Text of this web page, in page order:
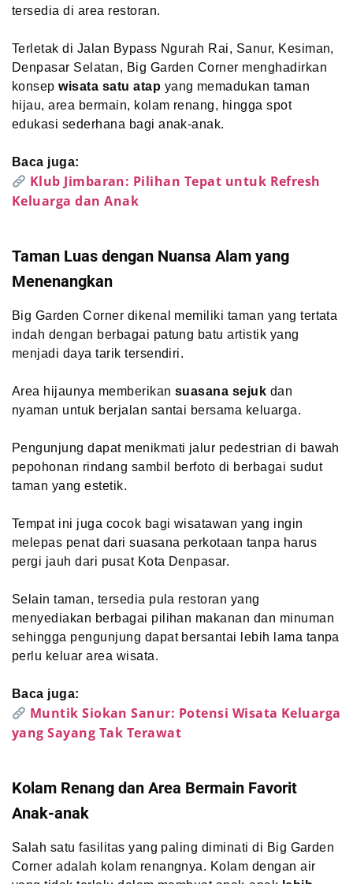
tersedia di area restoran.
Terletak di Jalan Bypass Ngurah Rai, Sanur, Kesiman,
Denpasar Selatan, Big Garden Corner menghadirkan
konsepwisata satu atap yang memadukan taman
hijau, area bermain, kolam renang, hingga spot
edukasi sederhana bagi anak-anak.
Baca juga:
Klub Jimbaran: Pilihan Tepat untuk Refresh
Keluarga dan Anak
Taman Luas dengan Nuansa Alam yang
Menenangkan
Big Garden Corner dikenal memiliki taman yang tertata
indah dengan berbagai patung batu artistik yang
menjadi daya tarik tersendiri.
Area hijaunya memberikan suasana sejuk dan
nyaman untuk berjalan santai bersama keluarga.
Pengunjung dapat menikmati jalur pedestrian di bawah
pepohonan rindang sambil berfoto di berbagai sudut
taman yang estetik.
Tempat ini juga cocok bagi wisatawan yang ingin
melepas penat dari suasana perkotaan tanpa harus
pergi jauh dari pusat Kota Denpasar.
Selain taman, tersedia pula restoran yang
menyediakan berbagai pilihan makanan dan minuman
sehingga pengunjung dapat bersantai lebih lama tanpa
perlu keluar area wisata.
Baca juga:
Muntik Siokan Sanur: Potensi Wisata Keluarga
yang Sayang Tak Terawat
Kolam Renang dan Area Bermain Favorit
Anak-anak
Salah satu fasilitas yang paling diminati di Big Garden
Corner adalah kolam renangnya. Kolam dengan air